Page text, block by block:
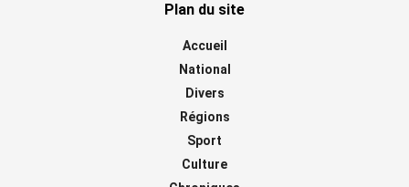
Plan du site
Accueil
National
Divers
Régions
Sport
Culture